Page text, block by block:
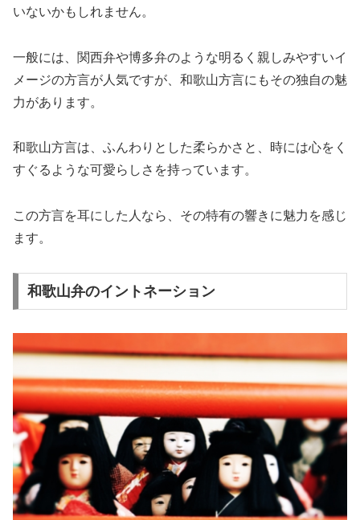
いないかもしれません。
一般には、関西弁や博多弁のような明るく親しみやすいイ
メージの方言が人気ですが、和歌山方言にもその独自の魅
力があります。
和歌山方言は、ふんわりとした柔らかさと、時には心をく
すぐるような可愛らしさを持っています。
この方言を耳にした人なら、その特有の響きに魅力を感じ
ます。
和歌山弁のイントネーション